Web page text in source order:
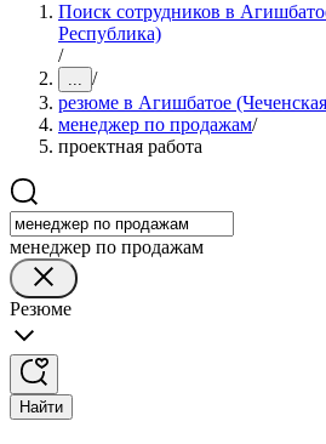
Поиск сотрудников в
Республика)
/
... /
резюме в Агишбатое
менеджер по продажам/
проектная работа
менеджер по продажам
Резюме
Найти